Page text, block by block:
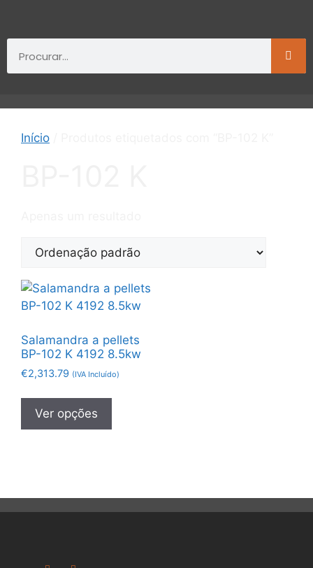
Início
Salamandra a pellets
BP-102 K 4192 8.5kw
€2,313.79 (IVA Incluído)
Ver opções